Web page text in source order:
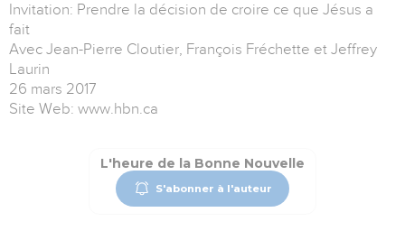
Invitation: Prendre la décision de croire ce que Jésus a
fait
Avec Jean-Pierre Cloutier, François Fréchette et Jeffrey
Laurin
26 mars 2017
Site Web: www.hbn.ca
L'heure de la Bonne Nouvelle
S'abonner à l'auteur